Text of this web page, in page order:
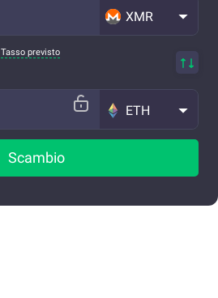
XMR
Tasso previsto
ETH
Scambio